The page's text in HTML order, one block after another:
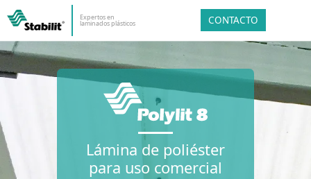
Expertos en
laminados plásticos CONTACTO
Lámina de poliéster
para uso comercial